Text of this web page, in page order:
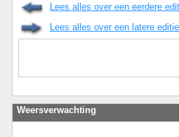
Lees alles over een eerdere
Lees alles over een latere
Weersverwachting